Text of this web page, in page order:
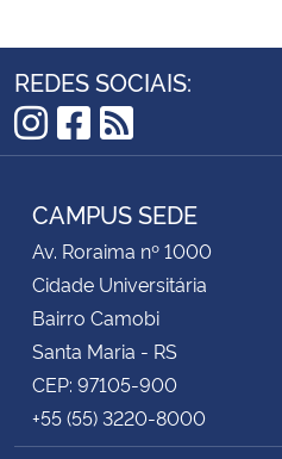
REDES SOCIAIS:
Instagram
Facebook
RSS
CAMPUS SEDE
Av. Roraima nº 1000
Cidade Universitária
Bairro Camobi
Santa Maria - RS
CEP: 97105-900
+55 (55) 3220-8000